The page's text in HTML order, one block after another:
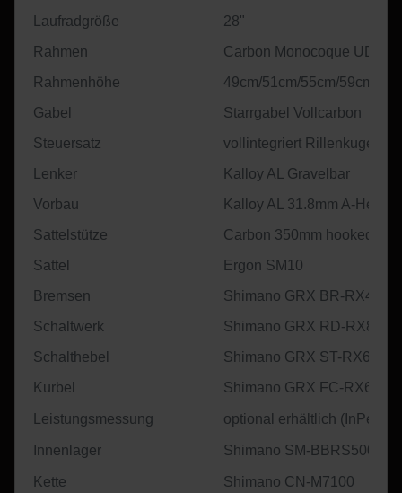
Laufradgröße
28"
Rahmen
Carbon Monocoque UD
Rahmenhöhe
49cm/51cm/55cm/59cm
Gabel
Starrgabel Vollcarbon
Steuersatz
vollintegriert
Lenker
Kalloy AL Gravelbar
Vorbau
Kalloy AL 31.8mm A-Head
Sattelstütze
Carbon 350mm hooked
Sattel
Ergon SM10
Bremsen
Shimano GRX BR-RX400
Schaltwerk
Shimano GRX RD-RX822-
Schalthebel
Shimano GRX ST-RX610
Kurbel
Shimano GRX FC-RX610-1
Leistungsmessung optional erhältlich (InPeak
Innenlager Shimano SM-BBRS500
Kette Shimano CN-M7100